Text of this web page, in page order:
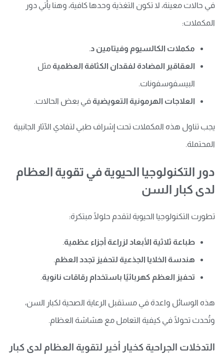
في حالات معينة، لا تكون التغذية وحدها كافية، وهنا يأتي دور
المكملات:
مكملات الكالسيوم وفيتامين د.
العقاقير المضادة لفقدان الكثافة العظمية مثل
البيسفوسفونات.
العلاجات الهرمونية التعويضية في بعض الحالات.
يجب تناول هذه المكملات تحت إشراف طبي لتفادي الآثار الجانبية
المحتملة.
دور التكنولوجيا الحيوية في تقوية العظام
لدى كبار السن
تطورت التكنولوجيا الحيوية لتقدم حلولًا مبتكرة:
طباعة ثلاثية الأبعاد لزراعة أجزاء عظمية.
هندسة الخلايا الجذعية لتحفيز تجدد العظم.
تحفيز العظم كهربائيًا باستخدام رقاقات نانوية.
هذه الوسائل واعدة في مستقبل الرعاية الصحية لكبار السن،
وتُحدث تحولًا في كيفية التعامل مع هشاشة العظام.
التدخلات الجراحية كخيار أخير لتقوية العظام لدى كبار